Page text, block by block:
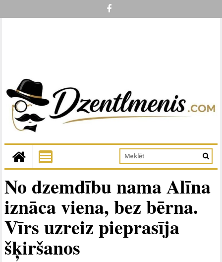
No dzemdību nama Alīna
iznāca viena, bez bērna.
Vīrs uzreiz pieprasīja
šķiršanos